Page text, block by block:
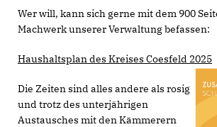
Wer will, kann sich gerne mit dem 900
Machwerk unserer Verwaltung befassen:
Haushaltsplan des Kreises Coesfeld 2025
Die Zeiten sind alles andere als rosig
und trotz des unterjährigen
Austausches mit den Kämmerern